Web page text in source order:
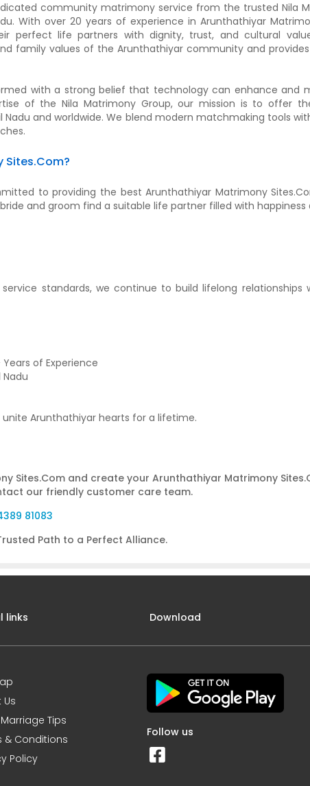
community matrimony service from the trusted Nila
With over 20 years of experience in Arunthathiyar
perfect life partners with dignity, trust, and cultural
family values of the Arunthathiyar community and
with a strong belief that technology can enhance and
of the Nila Matrimony Group, our mission is to offer
Nadu and worldwide. We blend modern matchmaking tools
Sites.Com?
to providing the best Arunthathiyar Matrimony
and groom find a suitable life partner filled with happiness
standards, we continue to build lifelong relationships
of Experience
Nadu
Arunthathiyar hearts for a lifetime.
Sites.Com and create your Arunthathiyar Matrimony
our friendly customer care team.
81083
Path to a Perfect Alliance.
links
Tips
& Conditions
Policy
Download
Follow us